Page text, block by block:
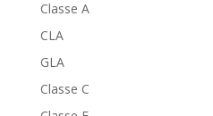
Classe A
CLA
GLA
Classe C